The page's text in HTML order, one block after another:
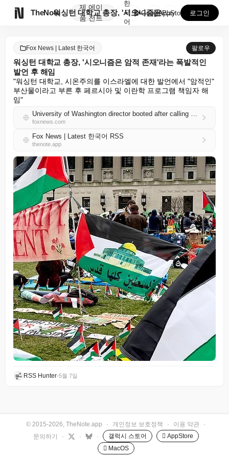
TheNote
제
품
에이
전트
워싱턴 대학교 총장, '시오니즘은 암적 존재'라는 폭발...
한
국
어
GooglePlay
AppStore 로그인
Fox News | Latest 한국어 팔로우
워싱턴 대학교 총장, '시오니즘은 암적 존재'라는 폭발적인
발언 후 해임
"워싱턴 대학교, 시온주의를 이스라엘에 대한 발언에서 "암적인"
부산물이라고 부른 후 페르시아 및 이란학 프로그램 책임자 해
임"
University of Washington director booted after calling Zionism ‘cancerous’ in explosive remarks
foxnews.com
Fox News | Latest 한국어 RSS
thenote.app
RSS Hunter•5월 7일
© 2015-2026, TheNote.app · 개인정보 보호정책 · 이용 약관
·
문의하기
· · · 갤럭시 스토어
 AppStore
 MacOS